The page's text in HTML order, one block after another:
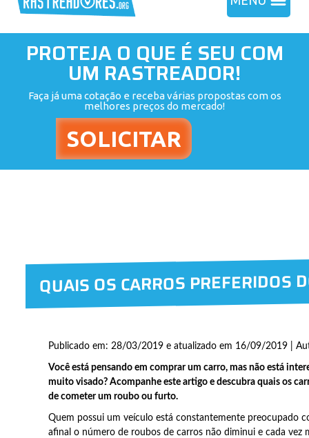
PROTEJA O QUE É SEU COM
UM RASTREADOR!
Faça já uma cotação e receba várias propostas com os
melhores preços do mercado!
QUAIS OS CARROS PREFERIDOS
Publicado em: 28/03/2019 e atualizado em 16/09/2019 |
Você está pensando em comprar um carro, mas não está
muito visado? Acompanhe este artigo e descubra quais os
de cometer um roubo ou furto.
Quem possui um veículo está constantemente preocupado
afinal o número de roubos de carros não diminui e cada vez